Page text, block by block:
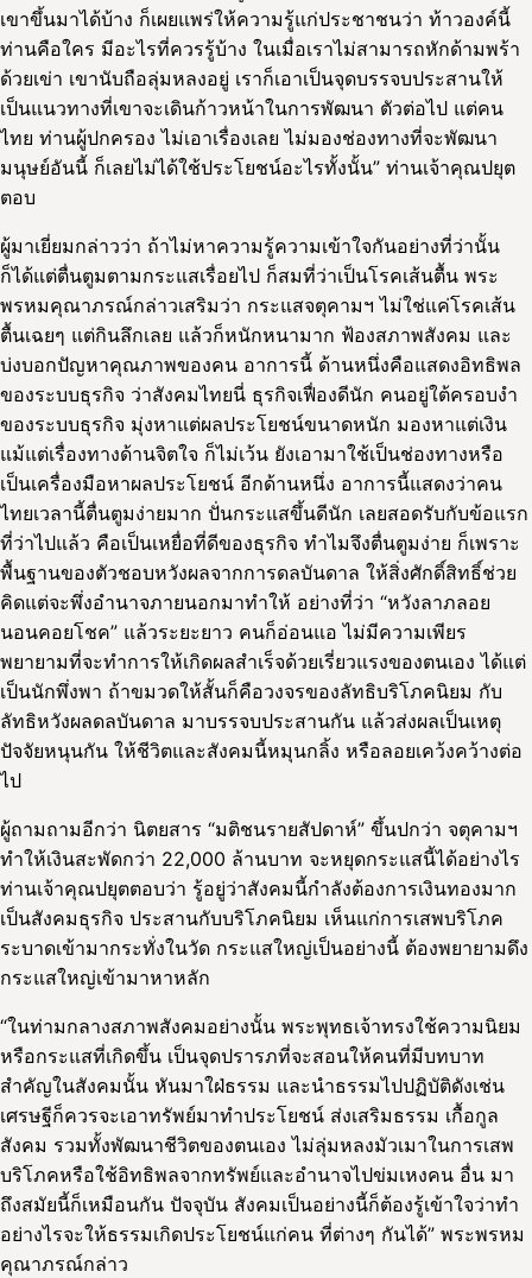
เขาขึ้นมาได้บ้าง ก็เผยแพร่ให้ความรู้แก่ประชาชนว่า ท้าวองค์นี้
ท่านคือใคร มีอะไรที่ควรรู้บ้าง ในเมื่อเราไม่สามารถหักด้ามพร้า
ด้วยเข่า เขานับถือลุ่มหลงอยู่ เราก็เอาเป็นจุดบรรจบประสานให้
เป็นแนวทางที่เขาจะเดินก้าวหน้าในการพัฒนา ตัวต่อไป แต่คน
ไทย ท่านผู้ปกครอง ไม่เอาเรื่องเลย ไม่มองช่องทางที่จะพัฒนา
มนุษย์อันนี้ ก็เลยไม่ได้ใช้ประโยชน์อะไรทั้งนั้น” ท่านเจ้าคุณปยุต
ตอบ
ผู้มาเยี่ยมกล่าวว่า ถ้าไม่หาความรู้ความเข้าใจกันอย่างที่ว่านั้น
ก็ได้แต่ตื่นตูมตามกระแสเรื่อยไป ก็สมที่ว่าเป็นโรคเส้นตื้น พระ
พรหมคุณาภรณ์กล่าวเสริมว่า กระแสจตุคามฯ ไม่ใช่แค่โรคเส้น
ตื้นเฉยๆ แต่กินลึกเลย แล้วก็หนักหนามาก ฟ้องสภาพสังคม และ
บ่งบอกปัญหาคุณภาพของคน อาการนี้ ด้านหนึ่งคือแสดงอิทธิพล
ของระบบธุรกิจ ว่าสังคมไทยนี่ ธุรกิจเฟื่องดีนัก คนอยู่ใต้ครอบงำ
ของระบบธุรกิจ มุ่งหาแต่ผลประโยชน์ขนาดหนัก มองหาแต่เงิน
แม้แต่เรื่องทางด้านจิตใจ ก็ไม่เว้น ยังเอามาใช้เป็นช่องทางหรือ
เป็นเครื่องมือหาผลประโยชน์ อีกด้านหนึ่ง อาการนี้แสดงว่าคน
ไทยเวลานี้ตื่นตูมง่ายมาก ปั่นกระแสขึ้นดีนัก เลยสอดรับกับข้อแรก
ที่ว่าไปแล้ว คือเป็นเหยื่อที่ดีของธุรกิจ ทำไมจึงตื่นตูมง่าย ก็เพราะ
พื้นฐานของตัวชอบหวังผลจากการดลบันดาล ให้สิ่งศักดิ์สิทธิ์ช่วย
คิดแต่จะพึ่งอำนาจภายนอกมาทำให้ อย่างที่ว่า “หวังลาภลอย
นอนคอยโชค” แล้วระยะยาว คนก็อ่อนแอ ไม่มีความเพียร
พยายามที่จะทำการให้เกิดผลสำเร็จด้วยเรี่ยวแรงของตนเอง ได้แต่
เป็นนักพึ่งพา ถ้าขมวดให้สั้นก็คือวงจรของลัทธิบริโภคนิยม กับ
ลัทธิหวังผลดลบันดาล มาบรรจบประสานกัน แล้วส่งผลเป็นเหตุ
ปัจจัยหนุนกัน ให้ชีวิตและสังคมนี้หมุนกลิ้ง หรือลอยเคว้งคว้างต่อ
ไป
ผู้ถามถามอีกว่า นิตยสาร “มติชนรายสัปดาห์” ขึ้นปกว่า จตุคามฯ
ทำให้เงินสะพัดกว่า 22,000 ล้านบาท จะหยุดกระแสนี้ได้อย่างไร
ท่านเจ้าคุณปยุตตอบว่า รู้อยู่ว่าสังคมนี้กำลังต้องการเงินทองมาก
เป็นสังคมธุรกิจ ประสานกับบริโภคนิยม เห็นแก่การเสพบริโภค
ระบาดเข้ามากระทั่งในวัด กระแสใหญ่เป็นอย่างนี้ ต้องพยายามดึง
กระแสใหญ่เข้ามาหาหลัก
“ในท่ามกลางสภาพสังคมอย่างนั้น พระพุทธเจ้าทรงใช้ความนิยม
หรือกระแสที่เกิดขึ้น เป็นจุดปรารภที่จะสอนให้คนที่มีบทบาท
สำคัญในสังคมนั้น หันมาใฝ่ธรรม และนำธรรมไปปฏิบัติดังเช่น
เศรษฐีก็ควรจะเอาทรัพย์มาทำประโยชน์ ส่งเสริมธรรม เกื้อกูล
สังคม รวมทั้งพัฒนาชีวิตของตนเอง ไม่ลุ่มหลงมัวเมาในการเสพ
บริโภคหรือใช้อิทธิพลจากทรัพย์และอำนาจไปข่มเหงคน อื่น มา
ถึงสมัยนี้ก็เหมือนกัน ปัจจุบัน สังคมเป็นอย่างนี้ก็ต้องรู้เข้าใจว่าทำ
อย่างไรจะให้ธรรมเกิดประโยชน์แก่คน ที่ต่างๆ กันได้” พระพรหม
คุณาภรณ์กล่าว